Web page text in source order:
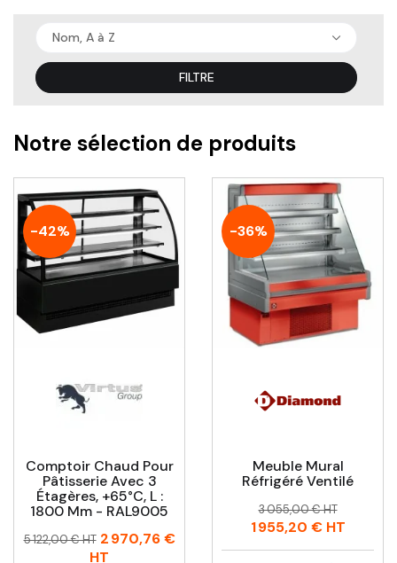
Nom, A à Z
FILTRE
Notre sélection de produits
-42%
Comptoir Chaud Pour
Pâtisserie Avec 3
Étagères, +65°C, L :
1800 Mm - RAL9005
Prix
Prix
5 122,00 € HT 2 970,76 €
HT
-36%
Meuble Mural
Réfrigéré Ventilé
Prix
Prix
habituel
3 055,00 € HT
1 955,20 €HT